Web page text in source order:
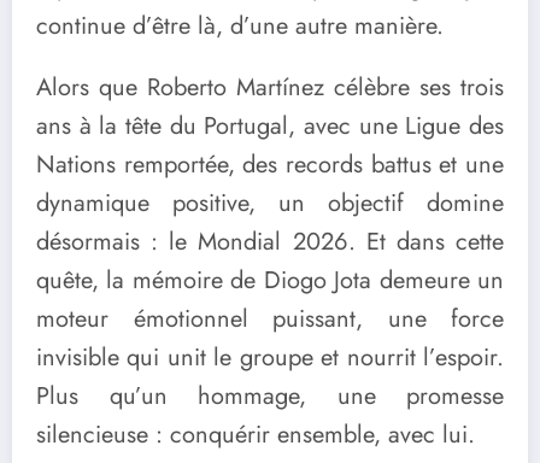
continue d’être là, d’une autre manière.
Alors que Roberto Martínez célèbre ses trois
ans à la tête du Portugal, avec une Ligue des
Nations remportée, des records battus et une
dynamique positive, un objectif domine
désormais : le Mondial 2026. Et dans cette
quête, la mémoire de Diogo Jota demeure un
moteur émotionnel puissant, une force
invisible qui unit le groupe et nourrit l’espoir.
Plus qu’un hommage, une promesse
silencieuse : conquérir ensemble, avec lui.